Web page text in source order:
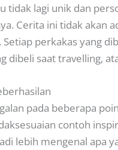
tidak lagi unik dan
Cerita ini tidak akan
perkakas yang
dibeli saat travelling,
pada beberapa
contoh
lebih mengenal apa